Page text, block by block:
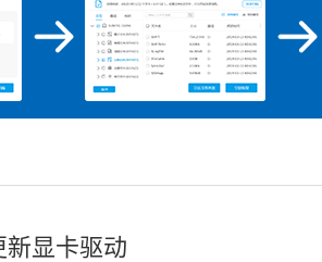
新显卡驱动